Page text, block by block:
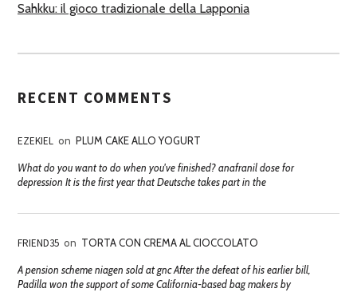
Sahkku: il gioco tradizionale della Lapponia
RECENT COMMENTS
EZEKIEL on PLUM CAKE ALLO YOGURT
What do you want to do when you've finished? anafranil dose for
depression It is the first year that Deutsche takes part in the
FRIEND35 on TORTA CON CREMA AL CIOCCOLATO
A pension scheme niagen sold at gnc After the defeat of his earlier bill,
Padilla won the support of some California-based bag makers by